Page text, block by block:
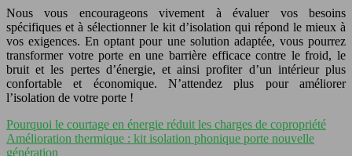
Nous vous encourageons vivement à évaluer vos besoins
spécifiques et à sélectionner le kit d’isolation qui répond le mieux à
vos exigences. En optant pour une solution adaptée, vous pourrez
transformer votre porte en une barrière efficace contre le froid, le
bruit et les pertes d’énergie, et ainsi profiter d’un intérieur plus
confortable et économique. N’attendez plus pour améliorer
l’isolation de votre porte !
Pourquoi le courtage en énergie réduit les charges de copropriété
Amélioration thermique : kit isolation phonique porte nouvelle
génération